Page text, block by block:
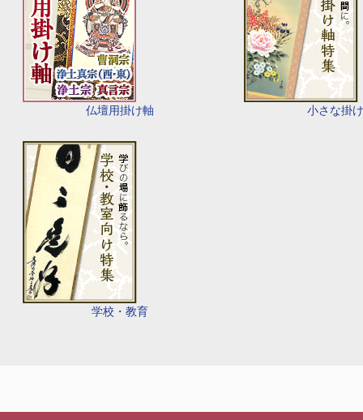
仏壇用掛け軸 小さな掛
学校・教育